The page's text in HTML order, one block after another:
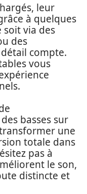
leur
à quelques
soit via des
des
compte.
vous
basses sur
une
totale dans
pas à
le son,
distincte et